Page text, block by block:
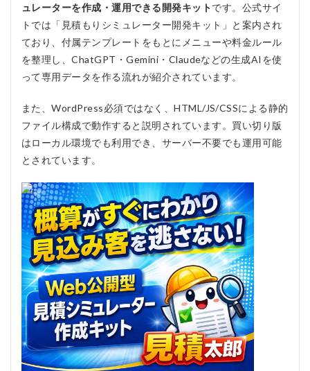
2.5
5. 幅
広い
業種
に対
応し
い
3
見積
（ミ
ッタ
ロ
ー）
の料
金
は？
4
見積
太郎
（ミ
ツモ
ロ
ー）
ュレーターを作成・運用できる開発キットです。公式サイ
トでは「見積もりシミュレーター開発キット」と案内され
ており、付属テンプレートをもとにメニューや料金ルール
を整理し、ChatGPT・Gemini・Claudeなどの生成AIを使
って専用データを作る流れが紹介されています。
また、WordPress必須ではなく、HTML/JS/CSSによる静的
ファイル構成で動作すると説明されています。買い切り版
はローカル環境でも利用でき、サーバー不要でも運用可能
とされています。